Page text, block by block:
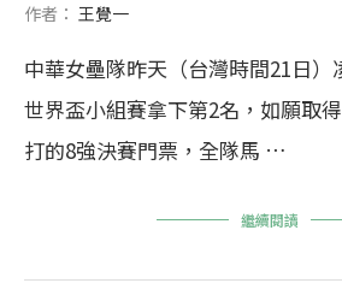
作者： 王覺一
中華女壘隊昨天（台灣時間21日）
世界盃小組賽拿下第2名，如願取
打的8強決賽門票，全隊馬 …
繼續閱讀